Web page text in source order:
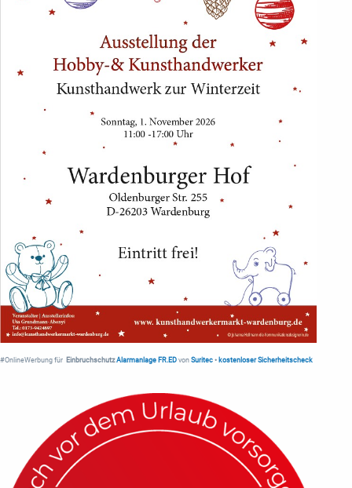
#OnlineWerbung für Einbruchschutz Alarmanlage FR.ED von Suritec • kostenloser Sicherheitscheck